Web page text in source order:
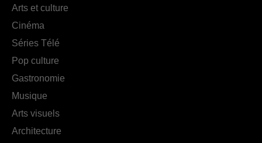
Arts et culture
Cinéma
Séries Télé
Pop culture
Gastronomie
Musique
Arts visuels
Architecture